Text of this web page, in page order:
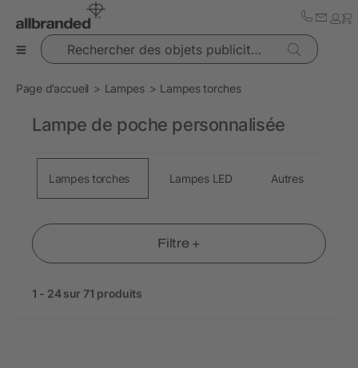
Rechercher des objets publicitaires
Page d’accueil Lampes Lampes torches
Filtre +
1 - 24 sur 71 produits
Lampe de poche personnalisée
Lampes torches Lampes LED Autres